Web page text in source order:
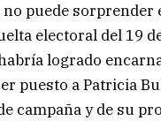
puede
electoral del 19
logrado
puesto a Patricia
campaña y de su